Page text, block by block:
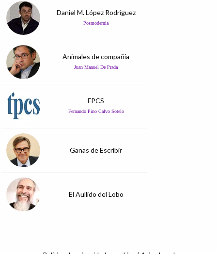
Daniel M. López Rodríguez
Posmodernia
Animales de compañía
Juan Manuel De Prada
FPCS
Fernando Pino Calvo Sotelo
Ganas de Escribir
El Aullido del Lobo